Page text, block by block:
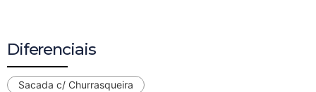
Diferenciais
Sacada c/ Churrasqueira